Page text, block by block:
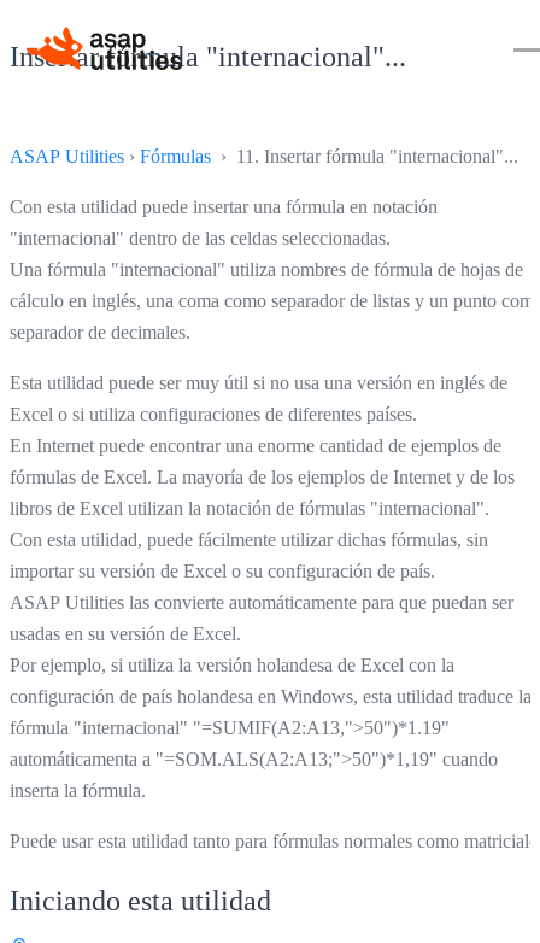
Insertar fórmula "internacional"...
ASAP Utilities › Fórmulas › 11. Insertar fórmula "internacional"...
Con esta utilidad puede insertar una fórmula en notación
"internacional" dentro de las celdas seleccionadas.
Una fórmula "internacional" utiliza nombres de fórmula de hojas de
cálculo en inglés, una coma como separador de listas y un punto
separador de decimales.
Esta utilidad puede ser muy útil si no usa una versión en inglés de
Excel o si utiliza configuraciones de diferentes países.
En Internet puede encontrar una enorme cantidad de ejemplos de
fórmulas de Excel. La mayoría de los ejemplos de Internet y de los
libros de Excel utilizan la notación de fórmulas "internacional".
Con esta utilidad, puede fácilmente utilizar dichas fórmulas, sin
importar su versión de Excel o su configuración de país.
ASAP Utilities las convierte automáticamente para que puedan ser
usadas en su versión de Excel.
Por ejemplo, si utiliza la versión holandesa de Excel con la
configuración de país holandesa en Windows, esta utilidad traduce la
fórmula "internacional" "=SUMIF(A2:A13,">50")*1.19"
automáticamenta a "=SOM.ALS(A2:A13;">50")*1,19" cuando
inserta la fórmula.
Puede usar esta utilidad tanto para fórmulas normales como
Iniciando esta utilidad